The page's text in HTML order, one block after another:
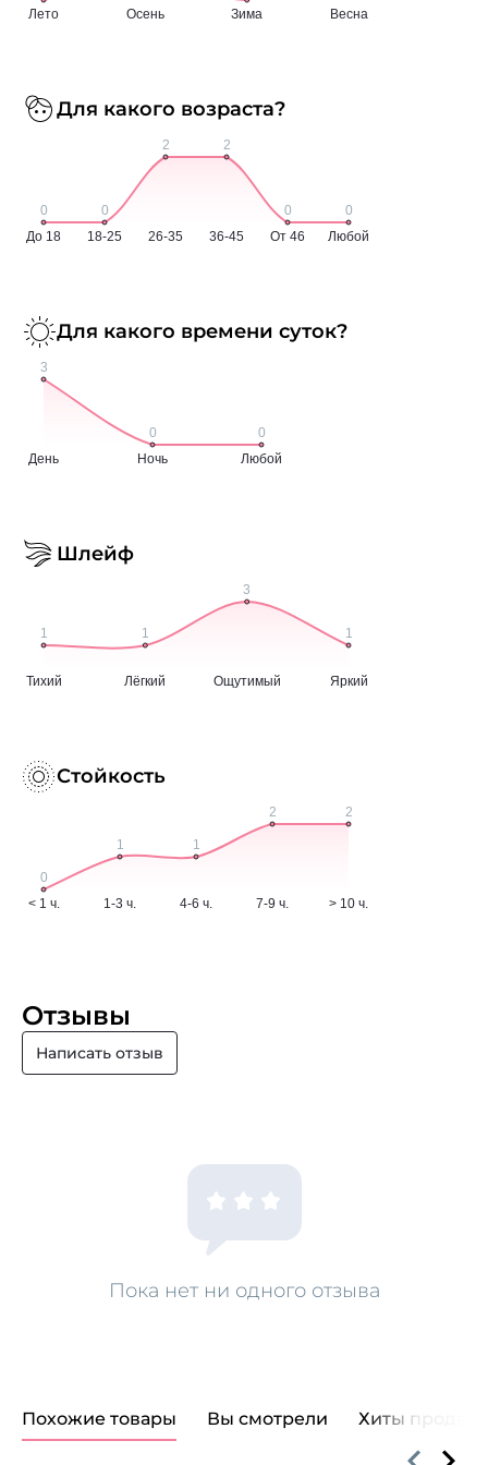
Для какого возраста?
Для какого времени суток?
Шлейф
Стойкость
Отзывы
Написать отзыв
Пока нет ни одного отзыва
Похожие товары Вы смотрели Хиты продаж